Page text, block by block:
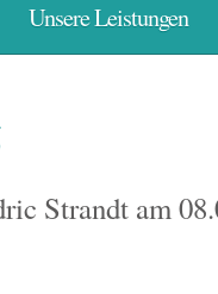
Unsere Leistungen
Strandt am